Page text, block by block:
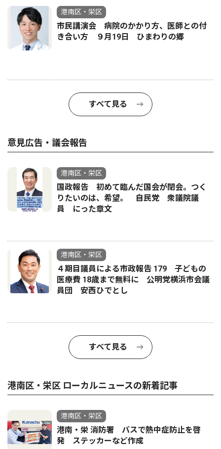
港南区・栄区
市民講演会 病院のかかり方、医師との付
き合い方 ９月19日 ひまわりの郷
すべて見る
意見広告・議会報告
港南区・栄区
国政報告 初めて臨んだ国会が閉会。つく
りたいのは、希望。 自民党 衆議院議
員 にった章文
港南区・栄区
４期目議員による市政報告 179 子どもの
医療費 18歳まで無料に 公明党横浜市会議
員団 安西ひでとし
すべて見る
港南区・栄区 ローカルニュースの新着記事
港南区・栄区
港南・栄 消防署 バスで熱中症防止を啓
発 ステッカーなど作成